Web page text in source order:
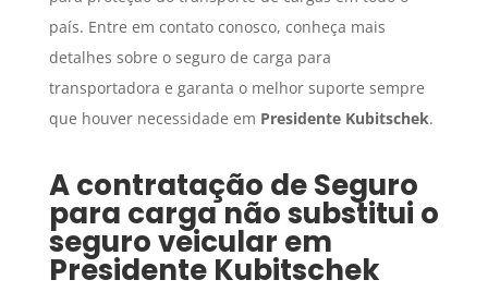
país. Entre em contato conosco, conheça mais
detalhes sobre o seguro de carga para
transportadora e garanta o melhor suporte sempre
que houver necessidade em Presidente Kubitschek.
A contratação deSeguro
para carganão substitui o
seguro veicular em
Presidente Kubitschek